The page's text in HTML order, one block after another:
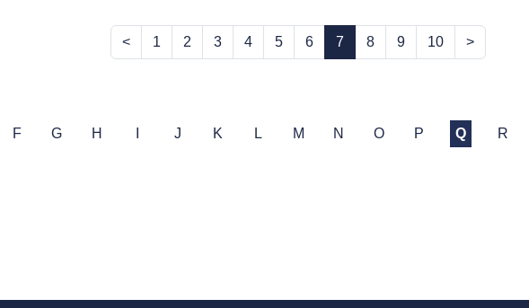
< 1 2 3 4 5 6 7 8 9 10 >
F G H J K L M N O P Q R